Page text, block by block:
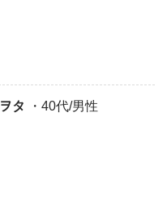
タ ・40代/男性